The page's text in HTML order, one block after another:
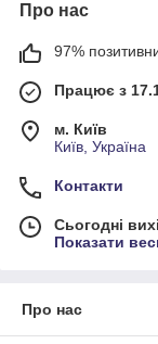
Про нас
97%
Працює з
м. Київ
Київ, Україна
Контакти
Сьогодні
Показати
Про нас